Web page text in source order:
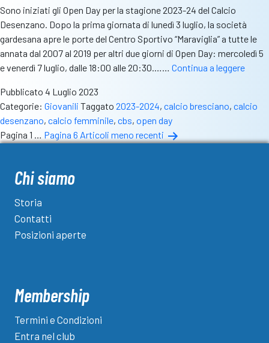
Sono iniziati gli Open Day per la stagione 2023-24 del Calcio
Desenzano. Dopo la prima giornata di lunedì 3 luglio, la società
gardesana apre le porte del Centro Sportivo “Maraviglia” a tutte le
annata dal 2007 al 2019 per altri due giorni di Open Day: mercoledì 5
e venerdì 7 luglio, dalle 18:00 alle 20:30.…… Continua a leggere
orari
Day
Pubblicato 4 Luglio 2023
Categorie: Giovanili Taggato 2023-2024, calcio bresciano, calcio
desenzano, calcio femminile, cbs, open day
Paginazione
articoli
Pagina 1 … Pagina 6 Articoli meno recenti
Chi siamo
Storia
Contatti
Posizioni aperte
Membership
Termini e Condizioni
Entra nel club